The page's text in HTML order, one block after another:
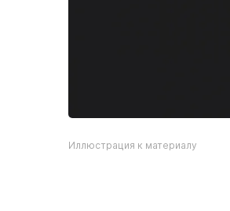
Иллюстрация к материалу